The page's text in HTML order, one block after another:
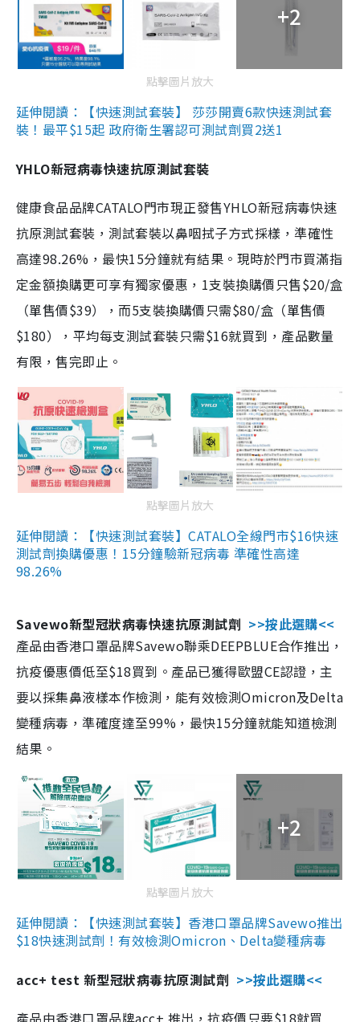
+2
點擊圖片放大
延伸閱讀：【快速測試套裝】 莎莎開賣6款快速測試套
裝！最平$15起 政府衛生署認可測試劑買2送1
YHLO新冠病毒快速抗原測試套裝
健康食品品牌CATALO門市現正發售YHLO新冠病毒快速
抗原測試套裝，測試套裝以鼻咽拭子方式採樣，準確性
高達98.26%，最快15分鐘就有結果。現時於門市買滿指
定金額換購更可享有獨家優惠，1支裝換購價只售$20/盒
（單售價$39），而5支裝換購價只需$80/盒（單售價
$180），平均每支測試套裝只需$16就買到，產品數量
有限，售完即止。
點擊圖片放大
延伸閱讀：【快速測試套裝】CATALO全線門市$16快速
測試劑換購優惠！15分鐘驗新冠病毒 準確性高達
98.26%
Savewo新型冠狀病毒快速抗原測試劑 >>按此選購<<
產品由香港口罩品牌Savewo聯乘DEEPBLUE合作推出，
抗疫優惠價低至$18買到。產品已獲得歐盟CE認證，主
要以採集鼻液樣本作檢測，能有效檢測Omicron及Delta
變種病毒，準確度達至99%，最快15分鐘就能知道檢測
結果。
+2
點擊圖片放大
延伸閱讀：【快速測試套裝】香港口罩品牌Savewo推出
$18快速測試劑！有效檢測Omicron、Delta變種病毒
acc+ test 新型冠狀病毒抗原測試劑 >>按此選購<<
產品由香港口罩品牌acc+ 推出，抗疫價只要$18就買